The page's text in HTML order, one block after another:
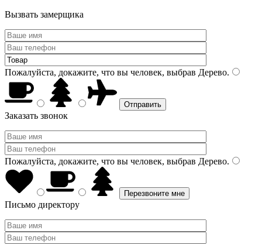
Вызвать замерщика
Пожалуйста, докажите, что вы человек, выбрав Дерево.
Заказать звонок
Пожалуйста, докажите, что вы человек, выбрав Дерево.
Письмо директору